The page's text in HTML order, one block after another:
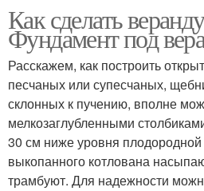
Как сделать
Фундамент под
Расскажем, как построить
песчаных или супесчаных,
склонных к пучению, вполне
мелкозаглубленными
30 см ниже уровня
выкопанного котлована
трамбуют. Для надежности